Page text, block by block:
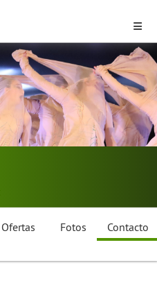
Ofertas Fotos Contacto